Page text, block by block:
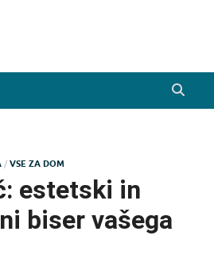
/ VSE ZA DOM
estetski in
biser vašega